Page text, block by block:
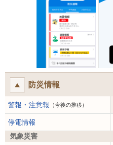
防災情報
警報・注意報 （今後の推移）
停電情報
気象災害